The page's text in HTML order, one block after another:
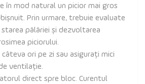
în mod natural un picior mai gros
Prin urmare, trebuie evaluate
pălăriei și dezvoltarea
piciorului.
ori pe zi sau asigurați mici
ventilație.
direct spre bloc. Curentul